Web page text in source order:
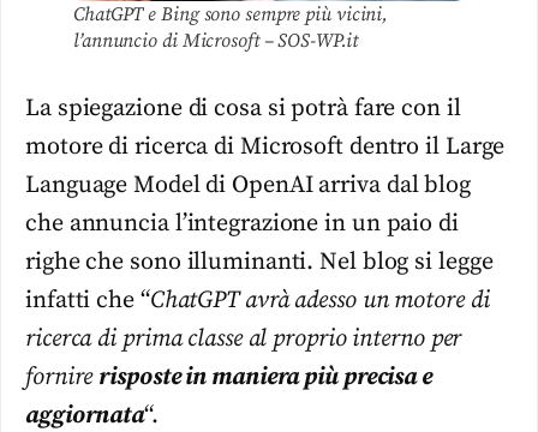
ChatGPT e Bing sono sempre più vicini,
l’annuncio di Microsoft – SOS-WP.it
La spiegazione di cosa si potrà fare con il
motore di ricerca di Microsoft dentro il Large
Language Model di OpenAI arriva dal blog
che annuncia l’integrazione in un paio di
righe che sono illuminanti. Nel blog si legge
infatti che “ChatGPT avrà adesso un motore di
ricerca di prima classe al proprio interno per
fornire risposte in maniera più precisa e
aggiornata“.